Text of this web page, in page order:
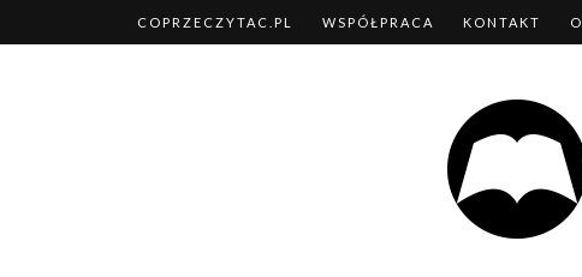
COPRZECZYTAC.PL WSPÓŁPRACA KONTAKT